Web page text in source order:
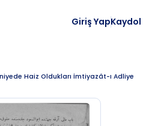
Giriş YapKaydol
Haiz Oldukları İmtiyazât-ı Adliye